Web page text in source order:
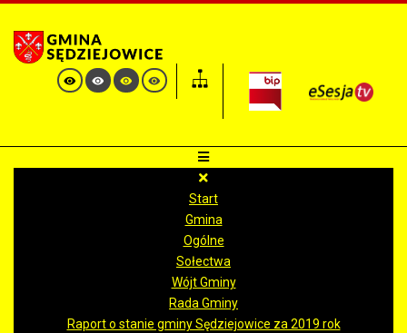
Start
Gmina
Ogólne
Sołectwa
Wójt Gminy
Rada Gminy
Raport o stanie gminy Sędziejowice za 2019 rok